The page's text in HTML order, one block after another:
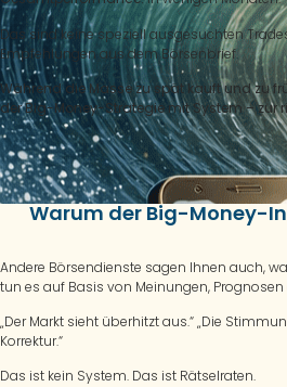
Das sind keine speziell ausgesuchten
Empfehlungen aus dem Börsenbrief.
Während die Masse zu spät kauft und zu
der Big-Money-Strategie mit System – zur
Warum der Big-Money-
Andere Börsendienste sagen Ihnen auch,
tun es auf Basis von Meinungen,
„Der Markt sieht überhitzt aus.“ „Die
Korrektur.“
Das ist kein System. Das ist Rätselraten.